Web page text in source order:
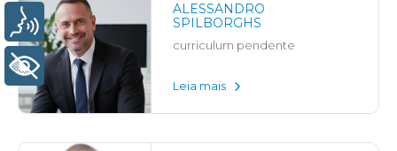
ALESSANDRO
SPILBORGHS
curriculum pendente
Leia mais
Voz
+ Acessibilidade